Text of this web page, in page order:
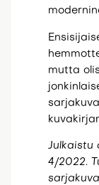
mutta
Julkaistu
4/2022.